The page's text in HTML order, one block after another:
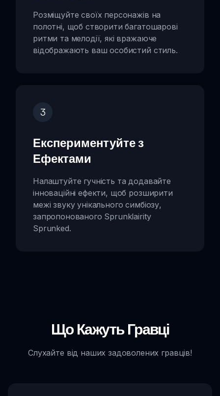
Розміщуйте своїх персонажів на
полотні, щоб створити багатошарові
ритми та мелодії, які вражаюче
відображають ваш особистий стиль.
3
Експериментуйте з
Ефектами
Налаштуйте гучність та додавайте
інноваційні ефекти, щоб розширити
межі звуку унікального симбіозу,
запропонованого Sprunklairity
Sprunked.
Що Кажуть Гравці
Слухайте від наших задоволених гравців!